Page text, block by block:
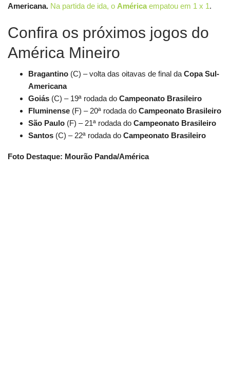
Americana. Na partida de ida, o Américaempatou em 1 x 1.
Confira os próximos jogos do
América Mineiro
Bragantino (C) – volta das oitavas de final da Copa Sul-
Americana
Goiás (C) – 19ª rodada do Campeonato Brasileiro
Fluminense (F) – 20ª rodada do Campeonato Brasileiro
São Paulo (F) – 21ª rodada do Campeonato Brasileiro
Santos (C) – 22ª rodada do Campeonato Brasileiro
Foto Destaque: Mourão Panda/América